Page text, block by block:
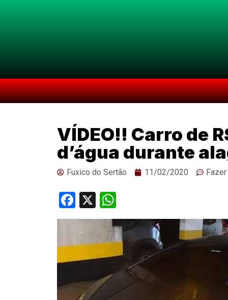
VÍDEO!! Carro de
d’água durante
Fuxico do Sertão 11/02/2020
Facebook
X